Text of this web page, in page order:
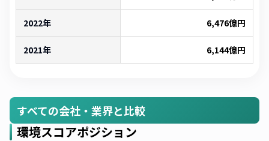
2022年 6,476億円
2021年 6,144億円
すべての会社・業界と比較
環境スコアポジション